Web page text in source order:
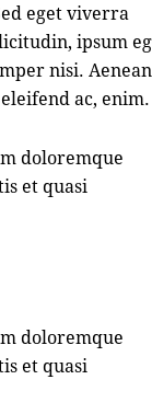
pour
ou
volume.
eget viverra
ipsum
nisi. Aenean
ac, enim.
doloremque
et quasi
doloremque
et quasi